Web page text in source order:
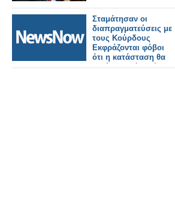
Σταμάτησαν οι
διαπραγματεύσεις με
τους Κούρδους
Εκφράζονται φόβοι
ότι η κατάσταση θα
ξεφύγει εκτός ελέγχου